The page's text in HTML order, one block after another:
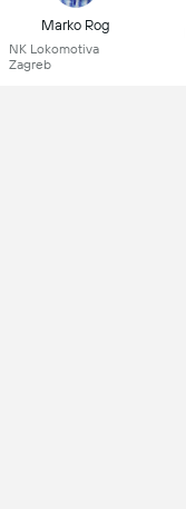
Marko Rog
NK Lokomotiva
Zagreb